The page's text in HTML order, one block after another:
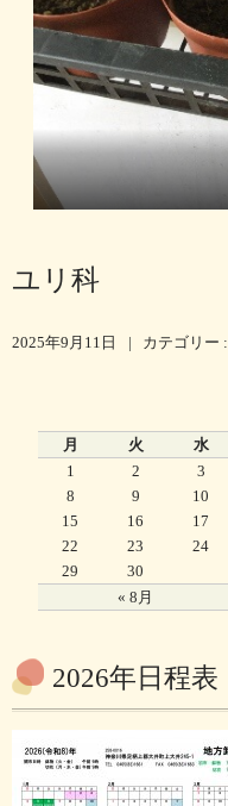
ユリ科
2025年9月11日 | カテゴリー :
月
火 水
« 8月
1 2 3
8
9 10
15
16 17
22
23 24
29
30
2026年日程表